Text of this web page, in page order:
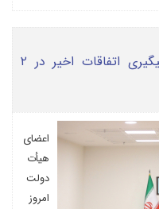
دستور ویژه رئیس جمهور برای پیگیری اتفاقات اخیر در ۲
اعضای
هیأت
دولت
امروز